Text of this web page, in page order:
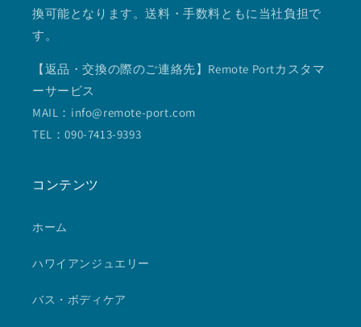
換可能となります。送料・手数料ともに当社負担で
す。
【返品・交換の際のご連絡先】Remote Portカスタマ
ーサービス
MAIL：info@remote-port.com
TEL：090-7413-9393
コンテンツ
ホーム
ハワイアンジュエリー
バス・ボディケア